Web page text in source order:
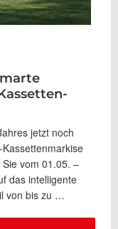
jetzt noch
vom 01.05. –
das intelligente
von bis zu …